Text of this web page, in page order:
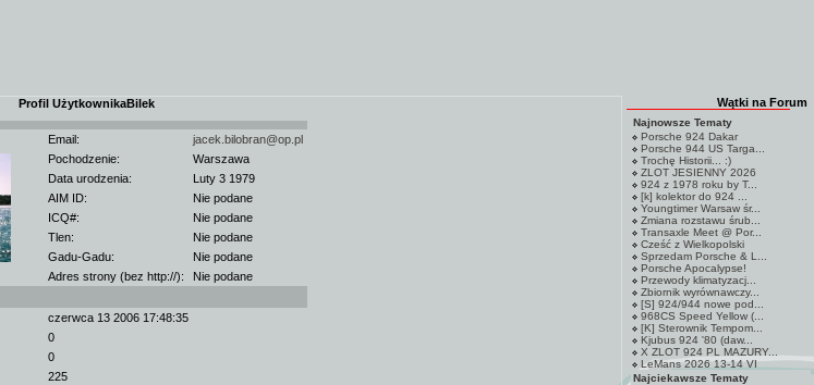
Profil UżytkownikaBilek
Email:
jacek.bilobran@op.pl
Pochodzenie:
Warszawa
Data urodzenia:
Luty 3 1979
AIM ID:
Nie podane
ICQ#:
Nie podane
Tlen:
Nie podane
Gadu-Gadu:
Nie podane
Adres strony (bez http://):
Nie podane
czerwca 13 2006 17:48:35
0
0
225
Wątki na Forum
Najnowsze Tematy
Porsche 924 Dakar
Porsche 944 US Targa...
Trochę Historii... :)
ZLOT JESIENNY 2026
924 z 1978 roku by T...
[k] kolektor do 924 ...
Youngtimer Warsaw śr...
Zmiana rozstawu śrub...
Transaxle Meet @ Por...
Cześć z Wielkopolski
Sprzedam Porsche & L...
Porsche Apocalypse!
Przewody klimatyzacj...
Zbiornik wyrównawczy...
[S] 924/944 nowe pod...
968CS Speed Yellow (...
[K] Sterownik Tempom...
Kjubus 924 '80 (daw...
X ZLOT 924 PL MAZURY...
LeMans 2026 13-14 VI
Najciekawsze Tematy